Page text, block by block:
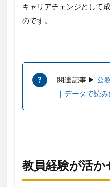
へ
職
い
す
す
の転
職で
人気
キャリアチェンジとして
のです。
関連記事 ▶︎ 公
｜データで読
教員経験が活